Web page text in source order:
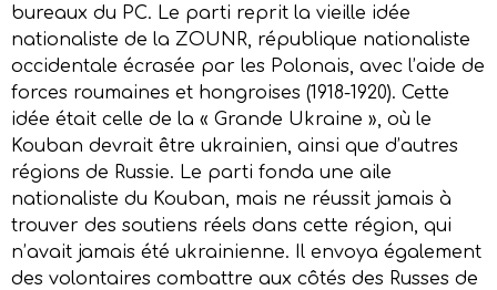
bureaux du PC. Le parti reprit la vieille idée
nationaliste de la ZOUNR, république nationaliste
occidentale écrasée par les Polonais, avec l’aide de
forces roumaines et hongroises (1918-1920). Cette
idée était celle de la « Grande Ukraine », où le
Kouban devrait être ukrainien, ainsi que d’autres
régions de Russie. Le parti fonda une aile
nationaliste du Kouban, mais ne réussit jamais à
trouver des soutiens réels dans cette région, qui
n’avait jamais été ukrainienne. Il envoya également
des volontaires combattre aux côtés des Russes de